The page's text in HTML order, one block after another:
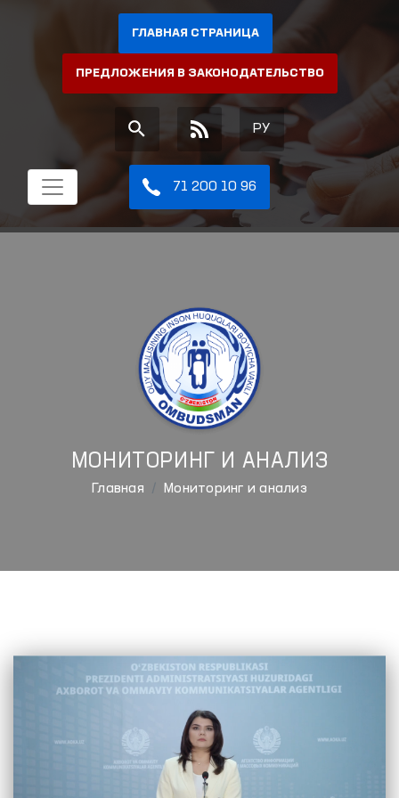
ГЛАВНАЯ СТРАНИЦА
ПРЕДЛОЖЕНИЯ В ЗАКОНОДАТЕЛЬСТВО
РУ
71 200 10 96
МОНИТОРИНГ И АНАЛИЗ
Главная Мониторинг и анализ